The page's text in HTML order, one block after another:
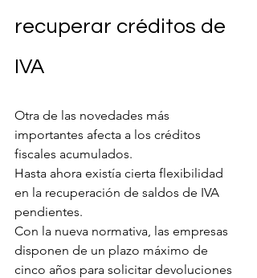
recuperar créditos de
IVA
Otra de las novedades más
importantes afecta a los créditos
fiscales acumulados.
Hasta ahora existía cierta flexibilidad
en la recuperación de saldos de IVA
pendientes.
Con la nueva normativa, las empresas
disponen de un plazo máximo de
cinco años para solicitar devoluciones